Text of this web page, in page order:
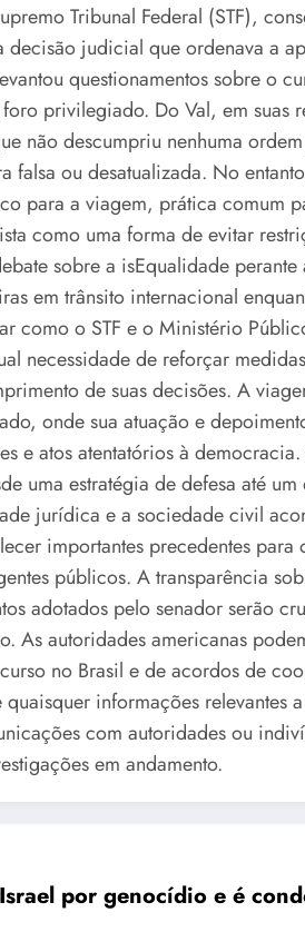
Tribunal Federal (STF),
judicial que ordenava a
questionamentos sobre o
privilegiado. Do Val, em suas
não descumpriu nenhuma
falsa ou desatualizada. No
para a viagem, prática comum
como uma forma de evitar
sobre a isEqualidade
em trânsito internacional
como o STF e o Ministério
necessidade de reforçar
de suas decisões. A
onde sua atuação e
e atos atentatórios à
uma estratégia de defesa até
jurídica e a sociedade civil
importantes precedentes
públicos. A transparência
adotados pelo senador serão
As autoridades americanas
no Brasil e de acordos de
informações relevantes
com autoridades ou
em andamento.
por genocídio e é